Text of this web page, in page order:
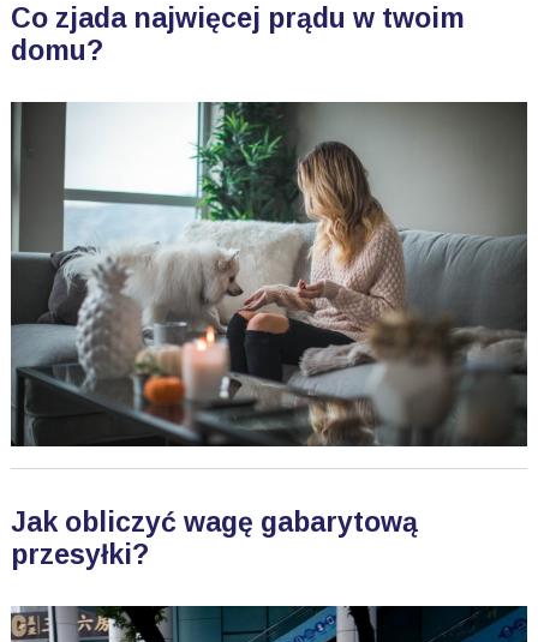
Co zjada najwięcej prądu w twoim
domu?
Jak obliczyć wagę gabarytową
przesyłki?